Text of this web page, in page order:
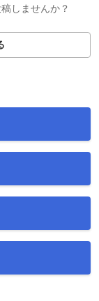
しませんか？